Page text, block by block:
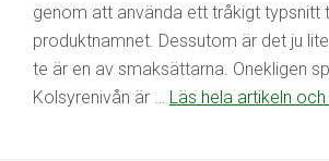
genom att använda ett tråkigt typsnitt
produktnamnet. Dessutom är det ju
te är en av smaksättarna. Onekligen
Kolsyrenivån är … Läs hela artikeln